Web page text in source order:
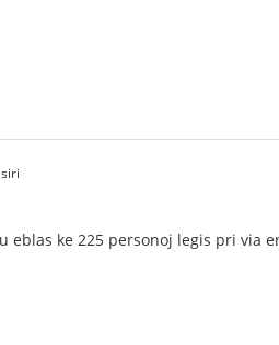
eblas ke 225 personoj legis pri via